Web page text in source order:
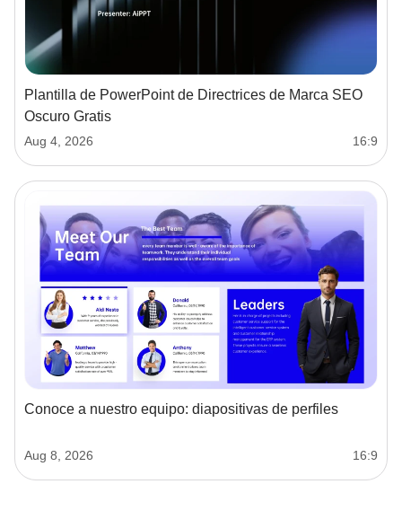
Plantilla de PowerPoint de Directrices de Marca SEO
Oscuro Gratis
Aug 4, 2026 16:9
Conoce a nuestro equipo: diapositivas de perfiles
Aug 8, 2026 16:9